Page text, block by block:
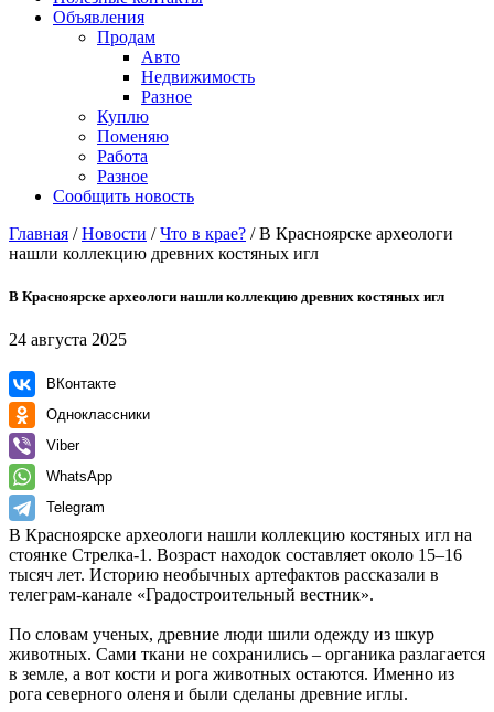
Объявления
Продам
Авто
Недвижимость
Разное
Куплю
Поменяю
Работа
Разное
Сообщить новость
Главная /Новости /Что в крае? /В Красноярске археологи
нашли коллекцию древних костяных игл
В Красноярске археологи нашли коллекцию древних костяных игл
24 августа 2025
ВКонтакте
Одноклассники
Viber
WhatsApp
Telegram
В Красноярске археологи нашли коллекцию костяных игл на
стоянке Стрелка-1. Возраст находок составляет около 15–16
тысяч лет. Историю необычных артефактов рассказали в
телеграм-канале «Градостроительный вестник».
По словам ученых, древние люди шили одежду из шкур
животных. Сами ткани не сохранились – органика разлагается
в земле, а вот кости и рога животных остаются. Именно из
рога северного оленя и были сделаны древние иглы.